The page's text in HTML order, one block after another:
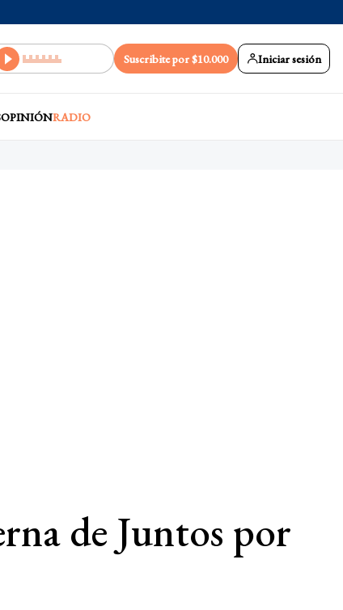
Suscribite por $10.000 Iniciar sesión
OPINIÓNRADIO
de Juntos por